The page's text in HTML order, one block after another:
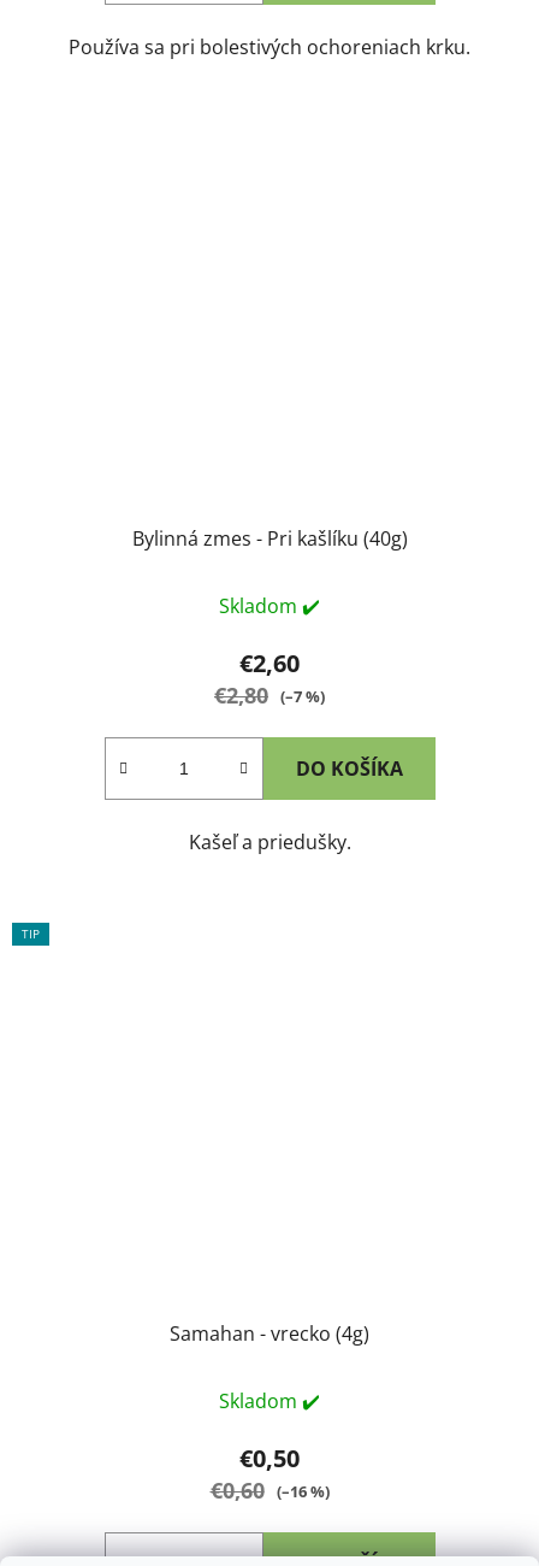
Používa sa pri bolestivých ochoreniach krku.
Bylinná zmes - Pri kašlíku (40g)
Skladom ✔️
€2,60
€2,80 (–7 %)
DO KOŠÍKA
Kašeľ a priedušky.
TIP
Samahan - vrecko (4g)
Skladom ✔️
€0,50
€0,60 (–16 %)